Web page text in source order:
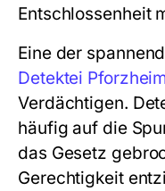
Entschlossenheit
Eine der
Detektei
Verdächtigen.
häufig auf die
das Gesetz
Gerechtigkeit